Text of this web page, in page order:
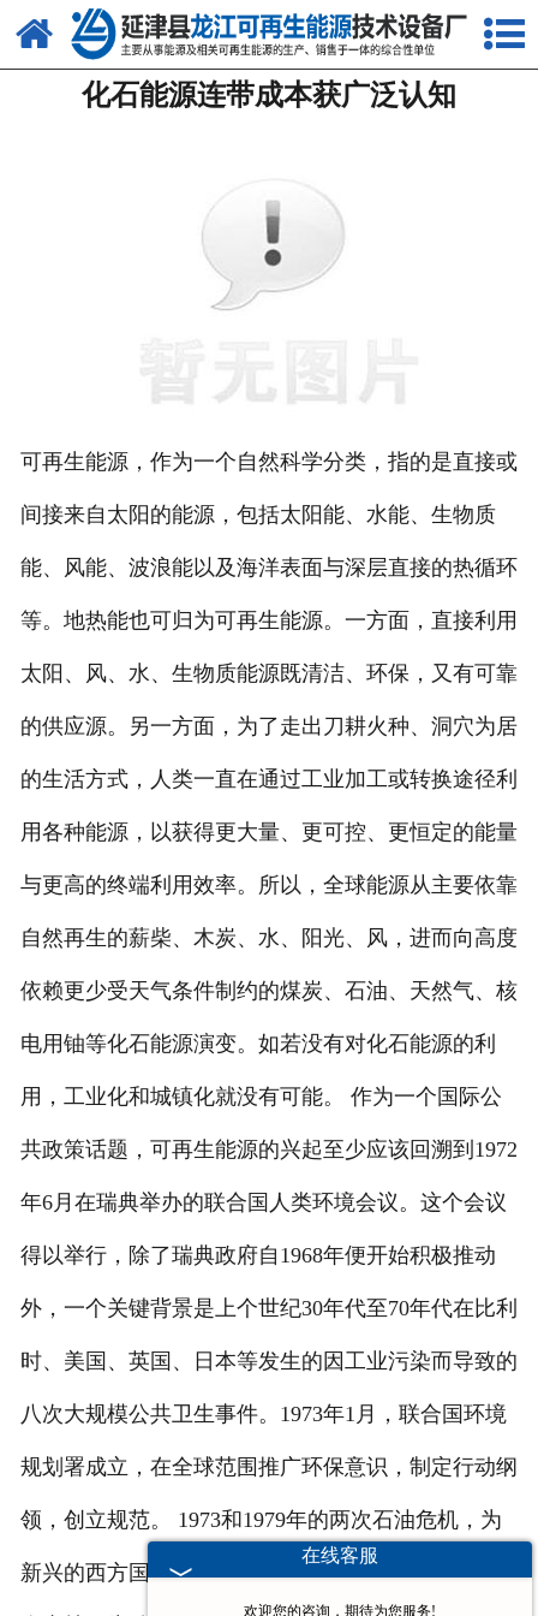
网站首页
关于我们
资质荣誉
联系我们
化石能源连带成本获广泛认知
可再生能源，作为一个自然科学分类，指的是直接或
间接来自太阳的能源，包括太阳能、水能、生物质
能、风能、波浪能以及海洋表面与深层直接的热循环
等。地热能也可归为可再生能源。一方面，直接利用
太阳、风、水、生物质能源既清洁、环保，又有可靠
的供应源。另一方面，为了走出刀耕火种、洞穴为居
的生活方式，人类一直在通过工业加工或转换途径利
用各种能源，以获得更大量、更可控、更恒定的能量
与更高的终端利用效率。所以，全球能源从主要依靠
自然再生的薪柴、木炭、水、阳光、风，进而向高度
依赖更少受天气条件制约的煤炭、石油、天然气、核
电用铀等化石能源演变。如若没有对化石能源的利
用，工业化和城镇化就没有可能。 作为一个国际公
共政策话题，可再生能源的兴起至少应该回溯到1972
年6月在瑞典举办的联合国人类环境会议。这个会议
得以举行，除了瑞典政府自1968年便开始积极推动
外，一个关键背景是上个世纪30年代至70年代在比利
时、美国、英国、日本等发生的因工业污染而导致的
八次大规模公共卫生事件。1973年1月，联合国环境
规划署成立，在全球范围推广环保意识，制定行动纲
领，创立规范。 1973和1979年的两次石油危机，为
新兴的西方国家推动节能环保提供了新的全面性的社
在线客服
欢迎您的咨询，期待为您服务!